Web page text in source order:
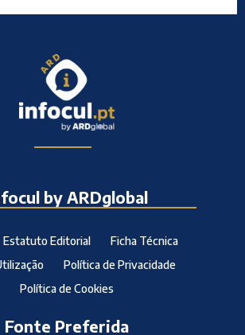
by ARDglobal
Estatuto Editorial
Ficha Técnica
Política de Privacidade
Política de Cookies
Fonte Preferida